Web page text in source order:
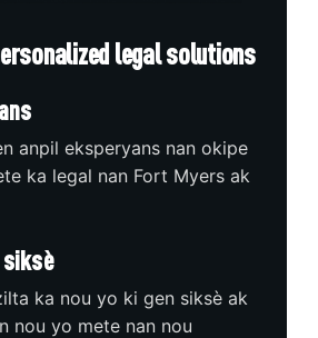
legal solutions
anpil eksperyans nan okipe
ka legal nan Fort Myers ak
siksè
ka nou yo ki gen siksè ak
nou yo mete nan nou